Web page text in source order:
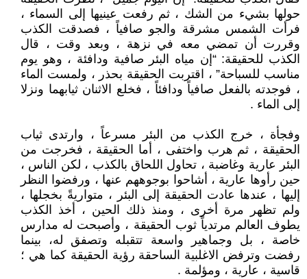
حولها بشيء من الشك ، ثم رفعت عينيها إلى السماء ،
فرأت الشمس مشرقة والجو صافياً ، فصدقت الكذب
وقررت أن تمضي معه في نزهة ، وبعد وقت ، قال
الكذب للحقيقة: “إن مياه البئر صافية ودافئة ، وهو يوم
مناسب للسباحة” ، اقتربت الحقيقة بحذر ، ولمست الماء
، فوجدته بالفعل صافياً ودافئاً ، فخلع الاثنان ثيابهما ونزلا
إلى الماء .
وفجأة ، خرج الكذب من البئر مسرعاً ، وارتدى ثياب
الحقيقة ، ثم هرب واختفى ، أما الحقيقة ، فخرجت من
البئر عارية وغاضبة ، تحاول اللحاق بالكذب ، لكن الناس ،
حين رأوها عارية ، أشاحوا بوجوههم عنها ، ورفضوا النظر
إليها ، عندها عادت الحقيقة إلى البئر ، متواريةً بخجلها ،
ولم تظهر مرة أخرى ، ومنذ ذلك الحين ، أخذ الكذب
يطوف العالم مرتدياً ثوب الحقيقة ، وأصبحت له مدارس
خاصة ، بل وجماهير واسعة تتقبله وتصفق له، بينما
رفضت وترفض الاغلبية الساحقة رؤية الحقيقة كما هي ؛
قاسية ، عارية ، ومؤلمة .